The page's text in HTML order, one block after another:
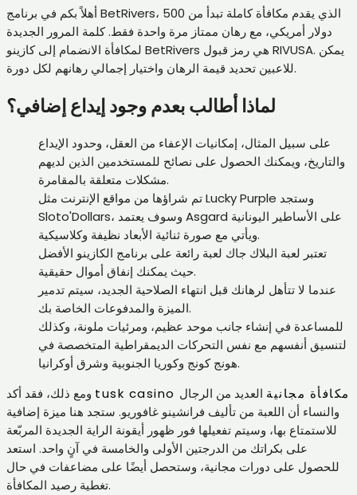
أهلاً بكم في برنامج BetRivers، الذي يقدم مكافأة كاملة تبدأ من 500
دولار أمريكي، مع رهان ممتاز مرة واحدة فقط. كلمة المرور الجديدة
لمكافأة الانضمام إلى كازينو BetRivers هي رمز قبول RIVUSA. يمكن
للاعبين تحديد قيمة الرهان واختيار إجمالي رهانهم لكل دورة.
لماذا أطالب بعدم وجود إيداع إضافي؟
على سبيل المثال، إمكانيات الإعفاء من العقل، وحدود الإيداع
والتاريخ، ويمكنك الحصول على نصائح للمستخدمين الذين لديهم
مشكلات متعلقة بالمقامرة.
تم شراؤها من مواقع الإنترنت مثل Lucky Purple وستجد
Sloto'Dollars، وسوف يعتمد Asgard على الأساطير اليونانية
ويأتي مع صورة ثنائية الأبعاد نظيفة وكلاسيكية.
تعتبر لعبة البلاك جاك لعبة رائعة على برنامج الكازينو الأفضل
حيث يمكنك إنفاق أموال حقيقية.
عندما لا تتأهل لرهانك قبل انتهاء الصلاحية الجديد، سيتم تدمير
الميزة والمدفوعات الخاصة بك.
للمساعدة في إنشاء جانب موحد عظيم، ومرئيات ملونة، وكذلك
لتنسيق أنفسهم مع نفس التحركات الديمقراطية المتخصصة في
هونج كونج وكوريا الجنوبية وشرق أوكرانيا.
tusk casino مكافأة مجانية العديد من الرجال
والنساء أن اللعبة من تأليف فرانشينو غافوريو. ستجد هنا ميزة إضافية
للاستمتاع بها، وسيتم تفعيلها فور ظهور أيقونة الراية الجديدة المربّعة
على بكراتك من الدرجتين الأولى والخامسة في آنٍ واحد. استعد
للحصول على دورات مجانية، وستحصل أيضًا على مضاعفات في حال
تغطية رصيد المكافأة.